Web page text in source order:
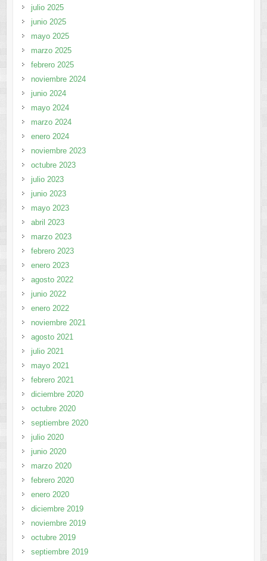
julio 2025
junio 2025
mayo 2025
marzo 2025
febrero 2025
noviembre 2024
junio 2024
mayo 2024
marzo 2024
enero 2024
noviembre 2023
octubre 2023
julio 2023
junio 2023
mayo 2023
abril 2023
marzo 2023
febrero 2023
enero 2023
agosto 2022
junio 2022
enero 2022
noviembre 2021
agosto 2021
julio 2021
mayo 2021
febrero 2021
diciembre 2020
octubre 2020
septiembre 2020
julio 2020
junio 2020
marzo 2020
febrero 2020
enero 2020
diciembre 2019
noviembre 2019
octubre 2019
septiembre 2019